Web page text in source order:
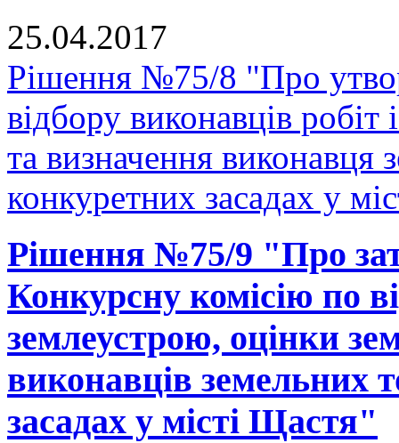
25.04.2017
Рішення №75/8 "Про
відбору виконавців
та визначення виконавця
конкуретних засадах у
Рішення №75/9 "Про
Конкурсну комісію по
землеустрою, оцінки
виконавців земельних
засадах у місті Щастя"